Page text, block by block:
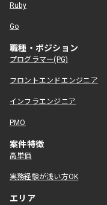
Ruby
Go
職種・ポジション
プログラマー(PG)
フロントエンドエンジニア
インフラエンジニア
PMO
案件特徴
高単価
実務経験が浅い方OK
エリア